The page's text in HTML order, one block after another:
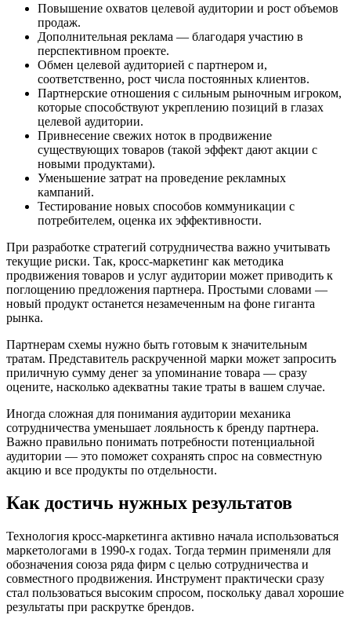
Повышение охватов целевой аудитории и рост объемов
продаж.
Дополнительная реклама — благодаря участию в
перспективном проекте.
Обмен целевой аудиторией с партнером и,
соответственно, рост числа постоянных клиентов.
Партнерские отношения с сильным рыночным игроком,
которые способствуют укреплению позиций в глазах
целевой аудитории.
Привнесение свежих ноток в продвижение
существующих товаров (такой эффект дают акции с
новыми продуктами).
Уменьшение затрат на проведение рекламных
кампаний.
Тестирование новых способов коммуникации с
потребителем, оценка их эффективности.
При разработке стратегий сотрудничества важно учитывать
текущие риски. Так, кросс-маркетинг как методика
продвижения товаров и услуг аудитории может приводить к
поглощению предложения партнера. Простыми словами —
новый продукт останется незамеченным на фоне гиганта
рынка.
Партнерам схемы нужно быть готовым к значительным
тратам. Представитель раскрученной марки может запросить
приличную сумму денег за упоминание товара — сразу
оцените, насколько адекватны такие траты в вашем случае.
Иногда сложная для понимания аудитории механика
сотрудничества уменьшает лояльность к бренду партнера.
Важно правильно понимать потребности потенциальной
аудитории — это поможет сохранять спрос на совместную
акцию и все продукты по отдельности.
Как достичь нужных результатов
Технология кросс-маркетинга активно начала использоваться
маркетологами в 1990-х годах. Тогда термин применяли для
обозначения союза ряда фирм с целью сотрудничества и
совместного продвижения. Инструмент практически сразу
стал пользоваться высоким спросом, поскольку давал хорошие
результаты при раскрутке брендов.